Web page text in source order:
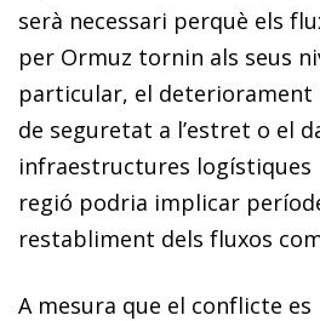
serà necessari perquè els
per Ormuz tornin als seus
particular, el deteriorament
de seguretat a l’estret o el
infraestructures logístiques
regió podria implicar
restabliment dels fluxos
A mesura que el conflicte